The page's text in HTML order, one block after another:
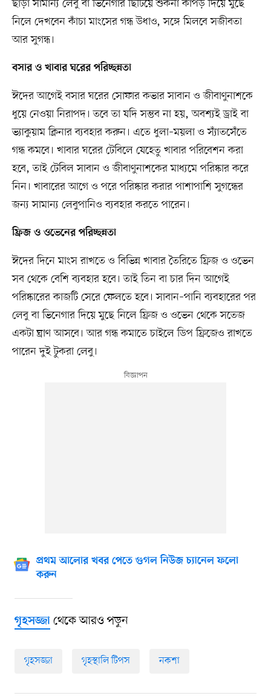
ছাড়া সামান্য লেবু বা ভিনেগার ছিটিয়ে শুকনা কাপড় দিয়ে মুছে
নিলে দেখবেন কাঁচা মাংসের গন্ধ উধাও, সঙ্গে মিলবে সজীবতা
আর সুগন্ধ।
বসার ও খাবার ঘরের পরিচ্ছন্নতা
ঈদের আগেই বসার ঘরের সোফার কভার সাবান ও জীবাণুনাশকে
ধুয়ে নেওয়া নিরাপদ। তবে তা যদি সম্ভব না হয়, অবশ্যই ড্রাই বা
ভ্যাকুয়াম ক্লিনার ব্যবহার করুন। এতে ধুলা–ময়লা ও স্যাঁতসেঁতে
গন্ধ কমবে। খাবার ঘরের টেবিলে যেহেতু খাবার পরিবেশন করা
হবে, তাই টেবিল সাবান ও জীবাণুনাশকের মাধ্যমে পরিষ্কার করে
নিন। খাবারের আগে ও পরে পরিষ্কার করার পাশাপাশি সুগন্ধের
জন্য সামান্য লেবুপানিও ব্যবহার করতে পারেন।
ফ্রিজ ও ওভেনের পরিচ্ছন্নতা
ঈদের দিনে মাংস রাখতে ও বিভিন্ন খাবার তৈরিতে ফ্রিজ ও ওভেন
সব থেকে বেশি ব্যবহার হবে। তাই তিন বা চার দিন আগেই
পরিষ্কারের কাজটি সেরে ফেলতে হবে। সাবান–পানি ব্যবহারের পর
লেবু বা ভিনেগার দিয়ে মুছে নিলে ফ্রিজ ও ওভেন থেকে সতেজ
একটা ঘ্রাণ আসবে। আর গন্ধ কমাতে চাইলে ডিপ ফ্রিজেও রাখতে
পারেন দুই টুকরা লেবু।
প্রথম আলোর খবর পেতে গুগল নিউজ চ্যানেল ফলো
করুন
গৃহসজ্জাথেকে আরও পড়ুন
গৃহসজ্জা গৃহস্থালি টিপস নকশা